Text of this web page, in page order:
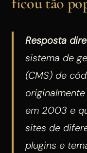
Resposta
sistema de
(CMS) de
em 2003 e
sites de
plugins e